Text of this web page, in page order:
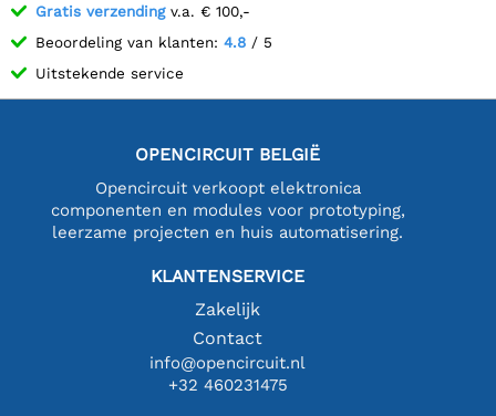
Gratis verzendingv.a. € 100,-
Beoordeling van klanten: 4.8 / 5
Uitstekende service
OPENCIRCUIT BELGIË
Opencircuit verkoopt elektronica
componenten en modules voor prototyping,
leerzame projecten en huis automatisering.
KLANTENSERVICE
Zakelijk
Contact
info@opencircuit.nl
+32 460231475